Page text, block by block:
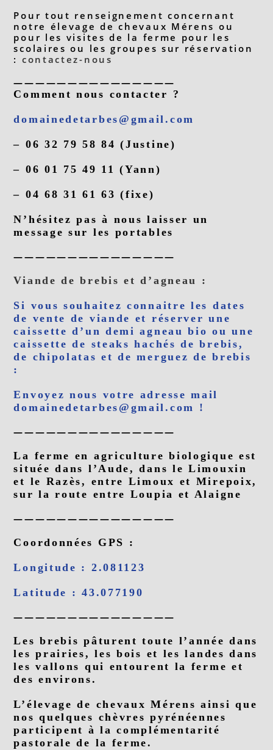
Pour tout renseignement concernant
notre élevage de chevaux Mérens ou
pour les visites de la ferme pour les
scolaires ou les groupes sur réservation
: contactez-nous
———————————————
Comment nous contacter ?
domainedetarbes@gmail.com
– 06 32 79 58 84 (Justine)
– 06 01 75 49 11 (Yann)
– 04 68 31 61 63 (fixe)
N’hésitez pas à nous laisser un
message sur les portables
———————————————
Viande de brebis et d’agneau :
Si vous souhaitez connaitre les dates
de vente de viande et réserver une
caissette d’un demi agneau bio ou une
caissette de steaks hachés de brebis,
de chipolatas et de merguez de brebis
:
Envoyez nous votre adresse mail
domainedetarbes@gmail.com !
———————————————
La ferme en agriculture biologique est
située dans l’Aude, dans le Limouxin
et le Razès, entre Limoux et Mirepoix,
sur la route entre Loupia et Alaigne
———————————————
Coordonnées GPS :
Longitude : 2.081123
Latitude : 43.077190
———————————————
Les brebispâturent toute l’année dans
les prairies, les bois et les landes dans
les vallons qui entourent la ferme et
des environs.
L’élevage de chevaux Mérens ainsi que
nos quelques chèvres pyrénéennes
participent à la complémentarité
pastorale de la ferme.